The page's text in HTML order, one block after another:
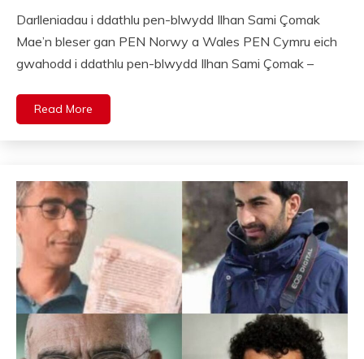
Darlleniadau i ddathlu pen-blwydd Ilhan Sami Çomak
Mae’n bleser gan PEN Norwy a Wales PEN Cymru eich
gwahodd i ddathlu pen-blwydd Ilhan Sami Çomak –
Read More